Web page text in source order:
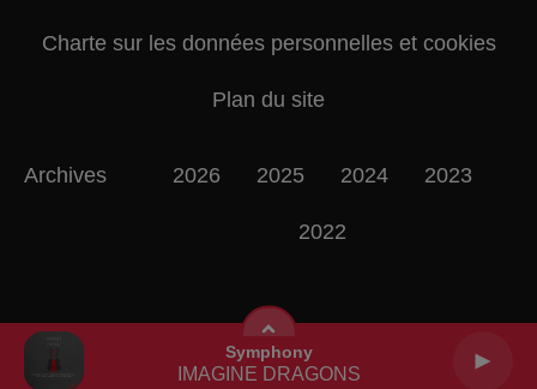
Symphony
IMAGINE DRAGONS
Charte sur les données personnelles et cookies
Plan du site
Archives 2026 2025 2024 2023
2022